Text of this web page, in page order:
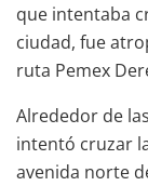
que intentaba
ciudad, fue
ruta Pemex
Alrededor de
intentó cruzar
avenida norte